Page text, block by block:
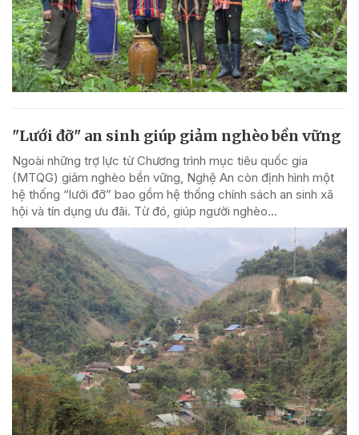
"Lưới đỡ" an sinh giúp giảm nghèo bền vững
Ngoài những trợ lực từ Chương trình mục tiêu quốc gia
(MTQG) giảm nghèo bền vững, Nghệ An còn định hình một
hệ thống “lưới đỡ” bao gồm hệ thống chính sách an sinh xã
hội và tín dụng ưu đãi. Từ đó, giúp người nghèo...